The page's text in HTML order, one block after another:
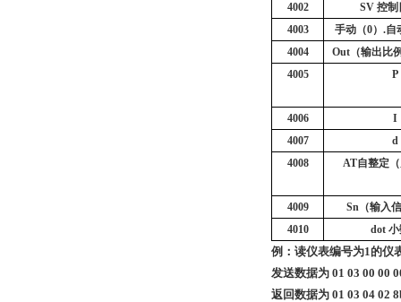
4002
SV 控制
4003
手动 （0）.自
4004
Out（输出比
4005
P
4006
I
4007
d
4008
AT自整定（
4009 Sn（输入
4010
dot 小
例：读仪表编号为1的仪
发送数据为 01 03 00 00
返回数据为 01 03 04 02